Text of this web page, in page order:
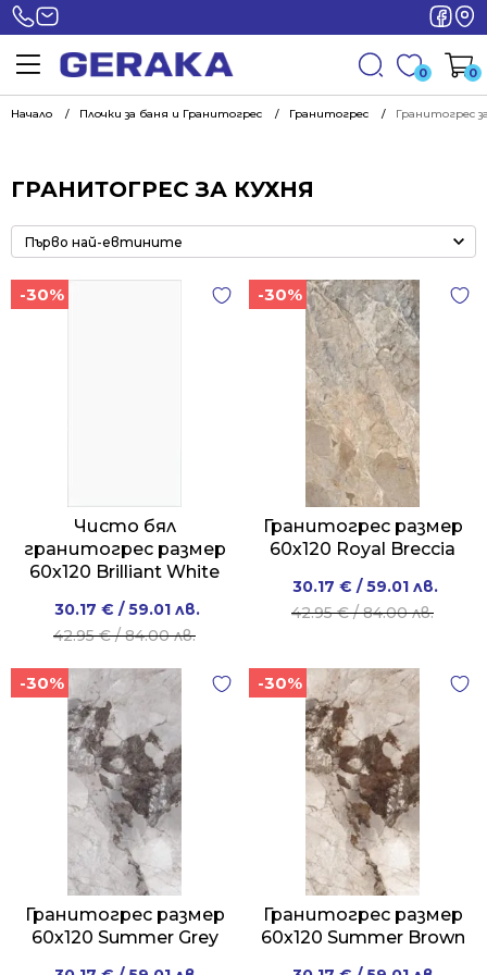
0 0
Начало Плочки за баня и Гранитогрес Гранитогрес Гранитогрес
ГРАНИТОГРЕС ЗА КУХНЯ
-30%
Чисто бял
гранитогрес размер
60х120 Brilliant White
42.95€/ 84.00 лв.
Original
price
42.95 €
/
84.00 лв..
30.17 € / 59.01 лв.
Current
price
30.17 €
/
59.01 лв..
-30%
Гранитогрес размер
60х120 Royal Breccia
42.95€/ 84.00 лв.
Original
price
42.95 €
/
84.00 лв..
30.17 € / 59.01 лв.
Current
price
30.17 €
/
59.01 лв..
-30%
Гранитогрес размер
60х120 Summer Grey
-30%
Гранитогрес размер
60х120 Summer Brown